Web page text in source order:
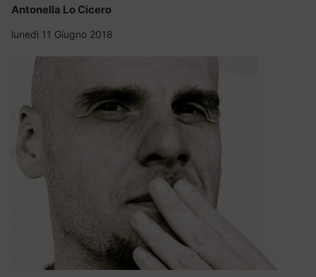
Antonella Lo Cicero
lunedì 11 Giugno 2018